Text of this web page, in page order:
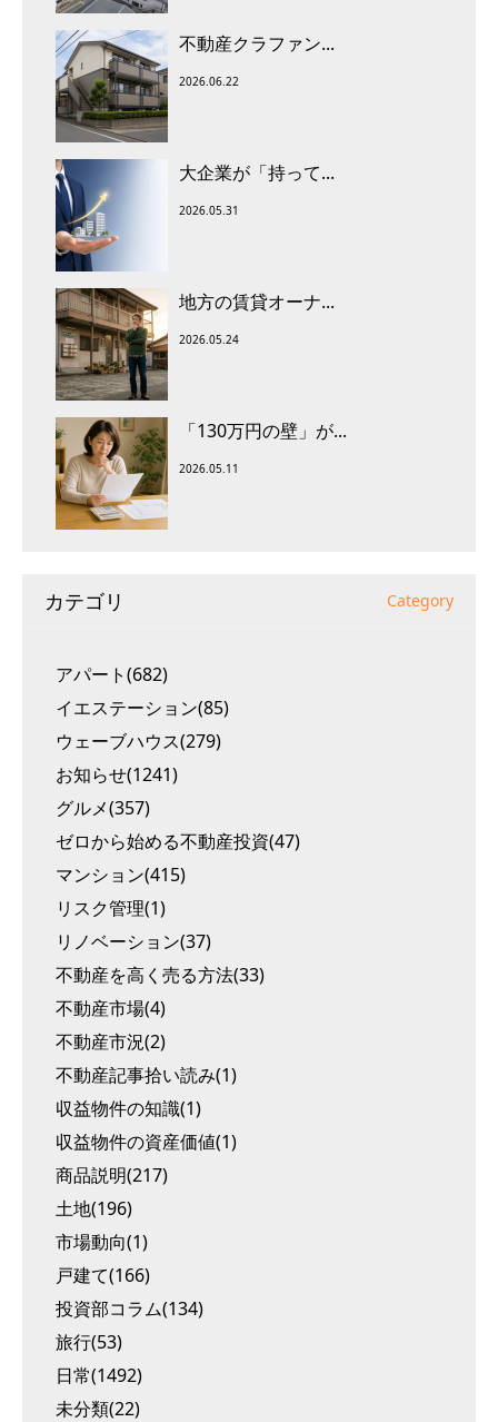
不動産クラファン...
2026.06.22
大企業が「持って...
2026.05.31
地方の賃貸オーナ...
2026.05.24
「130万円の壁」が...
2026.05.11
カテゴリ Category
アパート(682)
イエステーション(85)
ウェーブハウス(279)
お知らせ(1241)
グルメ(357)
ゼロから始める不動産投資(47)
マンション(415)
リスク管理(1)
リノベーション(37)
不動産を高く売る方法(33)
不動産市場(4)
不動産市況(2)
不動産記事拾い読み(1)
収益物件の知識(1)
収益物件の資産価値(1)
商品説明(217)
土地(196)
市場動向(1)
戸建て(166)
投資部コラム(134)
旅行(53)
日常(1492)
未分類(22)